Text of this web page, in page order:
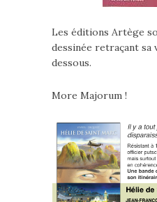
Les éditions Artège
dessinée retraçant sa
dessous.
More Majorum !